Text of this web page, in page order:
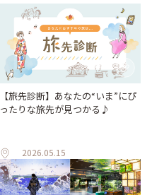
【旅先診断】あなたの“いま”にぴ
ったりな旅先が見つかる♪
2026.05.15